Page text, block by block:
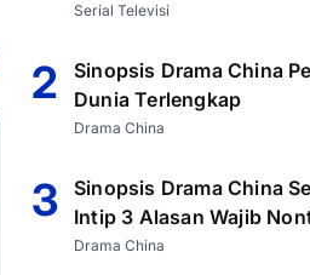
Serial Televisi
2
Sinopsis Drama China
Dunia Terlengkap
Drama China
3
Sinopsis Drama China
Intip 3 Alasan Wajib
Drama China